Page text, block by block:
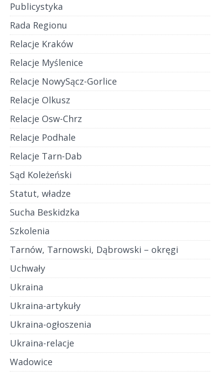
Publicystyka
Rada Regionu
Relacje Kraków
Relacje Myślenice
Relacje NowySącz-Gorlice
Relacje Olkusz
Relacje Osw-Chrz
Relacje Podhale
Relacje Tarn-Dab
Sąd Koleżeński
Statut, władze
Sucha Beskidzka
Szkolenia
Tarnów, Tarnowski, Dąbrowski – okręgi
Uchwały
Ukraina
Ukraina-artykuły
Ukraina-ogłoszenia
Ukraina-relacje
Wadowice